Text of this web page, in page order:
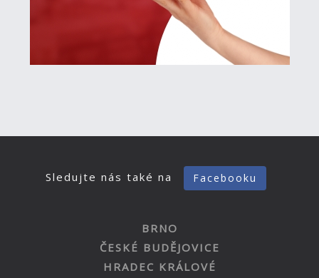
Sledujte nás také na Facebooku
BRNO
ČESKÉ BUDĚJOVICE
HRADEC KRÁLOVÉ